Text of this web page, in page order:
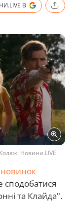
В
Новини.LIVE
сподобатися
та Клайда".